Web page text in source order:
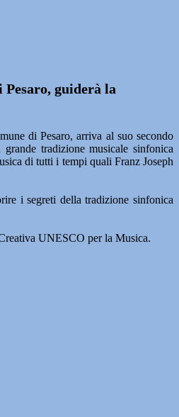
guiderà la
di Pesaro, arriva al suo secondo
tradizione musicale sinfonica
di tutti i tempi quali Franz Joseph
i segreti della tradizione sinfonica
UNESCO per la Musica.